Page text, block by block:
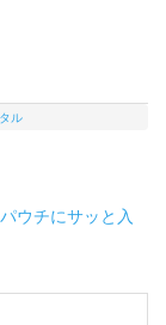
ル
ウチにサッと入